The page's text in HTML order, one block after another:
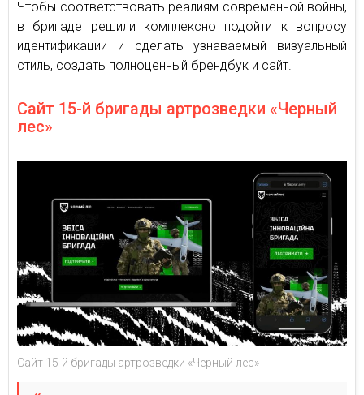
Чтобы соответствовать реалиям современной войны,
в бригаде решили комплексно подойти к вопросу
идентификации и сделать узнаваемый визуальный
стиль, создать полноценный брендбук и сайт.
Сайт 15-й бригады артрозведки «Черный
лес»
Сайт 15-й бригады артрозведки «Черный лес»